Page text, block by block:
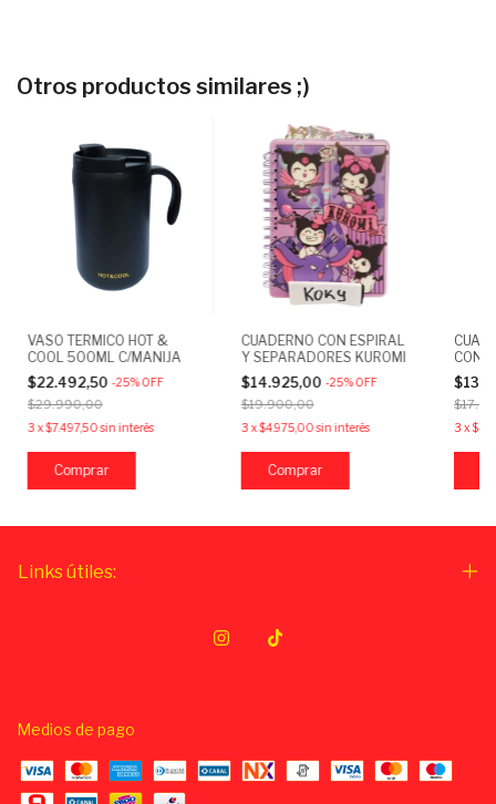
Otros productos similares ;)
VASO TERMICO HOT &
COOL 500ML C/MANIJA
$22.492,50 -25%OFF
$29.990,00
3 x$7.497,50 sin interés
Comprar
CUADERNO CON ESPIRAL
Y SEPARADORES KUROMI
$14.925,00 -25%OFF
$19.900,00
3 x$4.975,00 sin interés
CON
3 x
Links útiles:
Medios de pago